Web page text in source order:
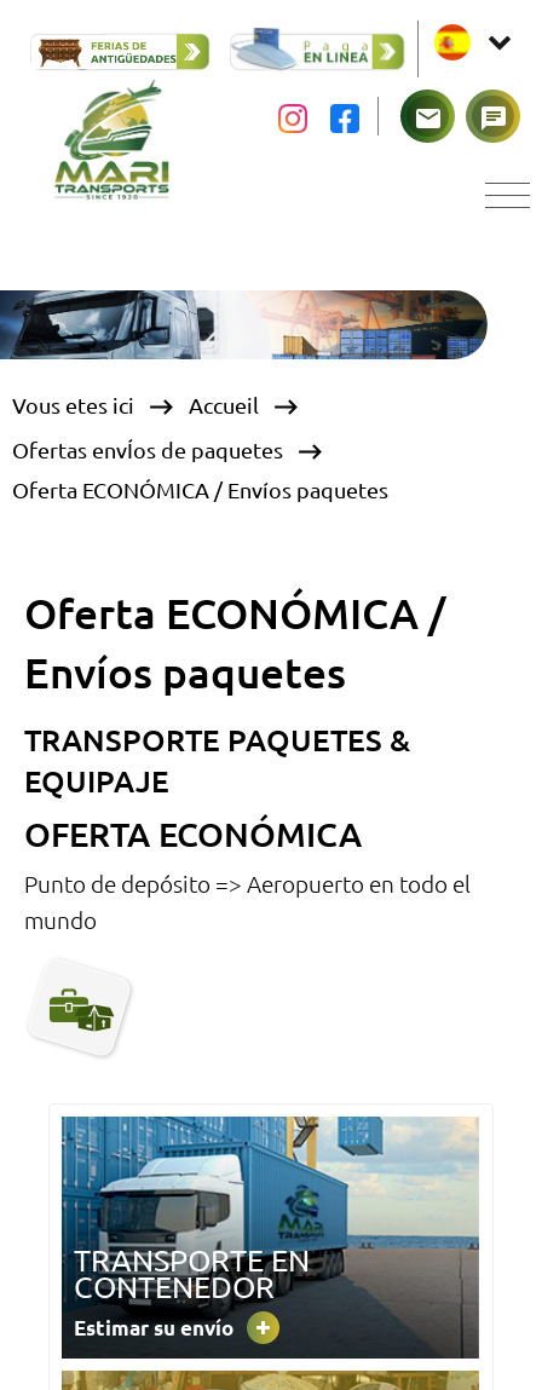
mail chat
Vous etes ici keyboard_backspace Accueil keyboard_backspace
Ofertas envÍos de paquetes keyboard_backspace
Oferta ECONÓMICA / Envíos paquetes
Oferta ECONÓMICA /
Envíos paquetes
TRANSPORTE PAQUETES &
EQUIPAJE
OFERTA ECONÓMICA
Punto de depósito => Aeropuerto en todo el
mundo
TRANSPORTE EN
CONTENEDOR
Estimar su envío